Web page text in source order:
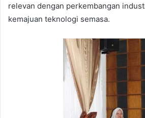
relevan dengan perkembangan
kemajuan teknologi semasa.